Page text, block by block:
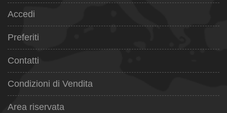
Accedi
Preferiti
Contatti
Condizioni di Vendita
Area riservata